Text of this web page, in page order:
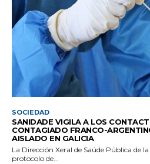
SOCIEDAD
SANIDADE VIGILA A LOS
CONTAGIADO FRANCO-
AISLADO EN GALICIA
La Dirección Xeral de Saúde Pública de
protocolo de...